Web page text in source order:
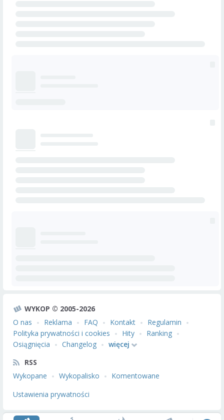
WYKOP © 2005-2026
O nas
Reklama FAQ Kontakt
Regulamin
Polityka prywatności i cookies
Hity
Ranking
Osiągnięcia
Changelog
więcej
RSS
Wykopane
Wykopalisko
Komentowane
Ustawienia prywatności